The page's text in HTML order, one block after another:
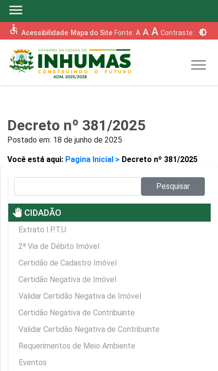
menu
accessible Acessibilidade Mapa do Site Fonte: A A A Contraste: brightness_6
menu
Decreto nº 381/2025
Postado em: 18 de junho de 2025
Você está aqui: Pagina Inicial > Decreto nº 381/2025
Pesquisar
pan_tool CIDADÃO
Extrato I.P.T.U
2ª Via de Débito Imóvel
Certidão de Cadastro Imóvel
Certidão Negativa de Imóvel
Validar Certidão Negativa de Imóvel
Certidão Negativa de Contribuinte
Validar Certidão Negativa de Contribuinte
Requerimentos de Meio Ambiente
Eventos